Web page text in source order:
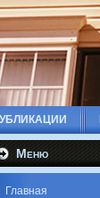
Меню
Главная